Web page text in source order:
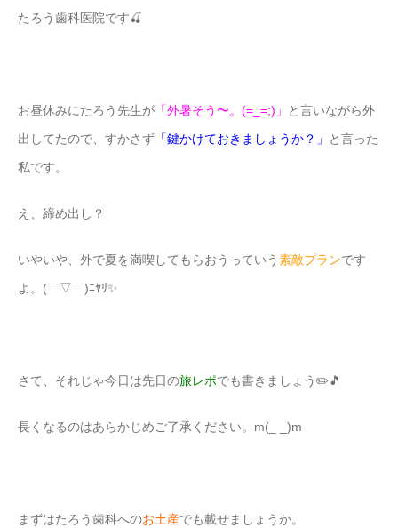
たろう歯科医院です🍒
お昼休みにたろう先生が 「外暑そう〜。(=_=;)」
と言いながら外
出してたので、すかさず 「鍵かけておきましょうか？」
と言った
私です。
え、締め出し？
いやいや、外で夏を満喫してもらおうっていう素敵プランです
よ。(￣▽￣)ﾆﾔﾘ✨
さて、それじゃ今日は先日の旅レポでも書きましょう✏️🎵
長くなるのはあらかじめご了承ください。m(_ _)m
まずはたろう歯科へのお土産でも載せましょうか。